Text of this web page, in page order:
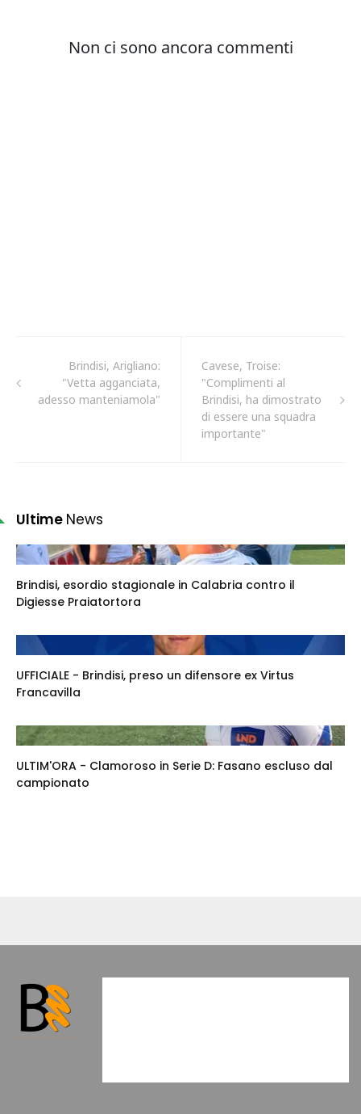
Brindisi, Arigliano:
"Vetta agganciata,
adesso manteniamola"
Cavese, Troise:
"Complimenti al
Brindisi, ha dimostrato
di essere una squadra
importante"
Ultime News
Brindisi, esordio stagionale in Calabria contro il
Digiesse Praiatortora
UFFICIALE - Brindisi, preso un difensore ex Virtus
Francavilla
ULTIM'ORA - Clamoroso in Serie D: Fasano escluso dal
campionato